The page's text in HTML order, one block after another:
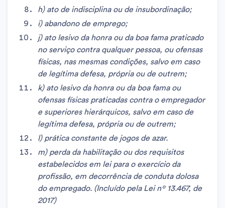
h) ato de indisciplina ou de insubordinação;
i) abandono de emprego;
j) ato lesivo da honra ou da boa fama praticado
no serviço contra qualquer pessoa, ou ofensas
físicas, nas mesmas condições, salvo em caso
de legítima defesa, própria ou de outrem;
k) ato lesivo da honra ou da boa fama ou
ofensas físicas praticadas contra o empregador
e superiores hierárquicos, salvo em caso de
legítima defesa, própria ou de outrem;
l) prática constante de jogos de azar.
m) perda da habilitação ou dos requisitos
estabelecidos em lei para o exercício da
profissão, em decorrência de conduta dolosa
do empregado. (Incluído pela Lei nº 13.467, de
2017)